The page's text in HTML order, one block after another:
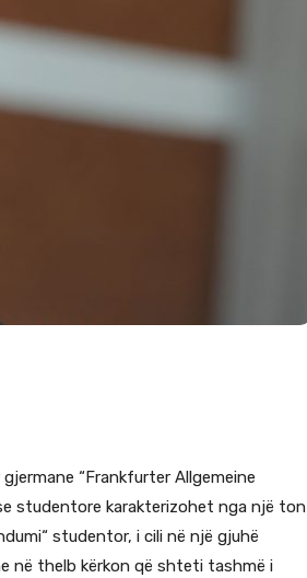
“Frankfurter Allgemeine
studentore karakterizohet nga një ton
studentor, i cili në një gjuhë
në thelb kërkon që shteti tashmë i